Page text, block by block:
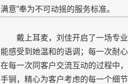
满意”奉为不可动摇的服务标准。
戴上耳麦，刘佳开启了一场专
能感受到她温和的语调；每一次耐
在每一次同客户交流互动的过程中
手锏，精心为客户考虑的每一个细